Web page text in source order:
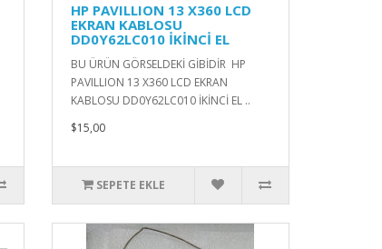
HP PAVILLION 13 X360 LCD
EKRAN KABLOSU
DD0Y62LC010 İKİNCİ EL
BU ÜRÜN GÖRSELDEKİ GİBİDİR HP
PAVILLION 13 X360 LCD EKRAN
KABLOSU DD0Y62LC010 İKİNCİ EL ..
$15,00
SEPETE EKLE